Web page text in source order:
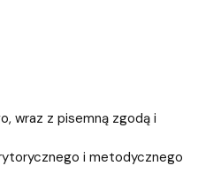
wraz z pisemną zgodą i
i metodycznego